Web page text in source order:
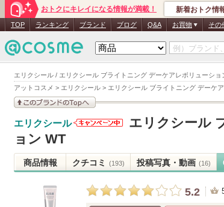
エリクシール / エリクシール ブライトニング デーケアレボリューショ
アットコスメ > エリクシール > エリクシール ブライトニング デーケ
おトクにキレイになる情報が満載！ 新着おトク情
TOP ランキング ブランド ブログ Q&A お買物 その
エリクシール
知らせがあ
ります
エリクシール
ョン WT
商品情報 クチコミ (193) 投稿写真・動画 (16)
5.2